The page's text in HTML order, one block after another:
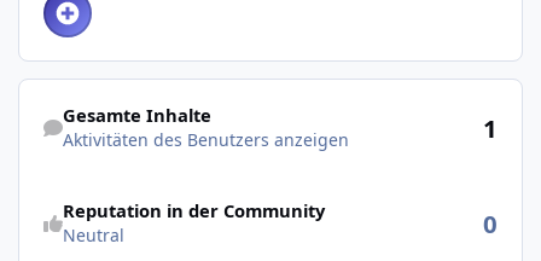
Aktivitäten des Benutzers anzeigen
Gesamte Inhalte
Aktivitäten des Benutzers anzeigen 1
Reputation in der Community
Neutral 0